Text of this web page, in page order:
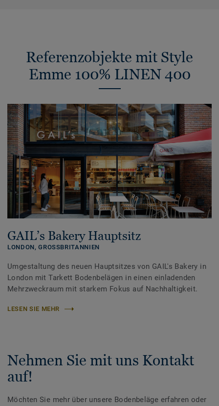
Referenzobjekte mit Style
Emme 100% LINEN 400
GAIL’s Bakery Hauptsitz
LONDON,GROSSBRITANNIEN
Umgestaltung des neuen Hauptsitzes von GAIL's Bakery in
London mit Tarkett Bodenbelägen in einen einladenden
Mehrzweckraum mit starkem Fokus auf Nachhaltigkeit.
LESEN SIE MEHR
Nehmen Sie mit uns Kontakt
auf!
Möchten Sie mehr über unsere Bodenbeläge erfahren oder